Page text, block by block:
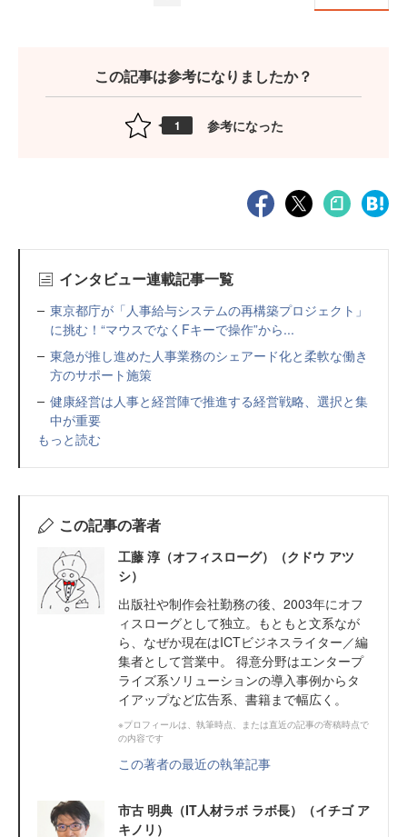
この記事は参考になりましたか？
1 参考になった
インタビュー連載記事一覧
東京都庁が「人事給与システムの再構築プロジェクト」
に挑む！“マウスでなくFキーで操作”から...
東急が推し進めた人事業務のシェアード化と柔軟な働き
方のサポート施策
健康経営は人事と経営陣で推進する経営戦略、選択と集
中が重要
もっと読む
この記事の著者
工藤 淳（オフィスローグ）（クドウ アツ
シ）
出版社や制作会社勤務の後、2003年にオフ
ィスローグとして独立。もともと文系なが
ら、なぜか現在はICTビジネスライター／編
集者として営業中。 得意分野はエンタープ
ライズ系ソリューションの導入事例からタ
イアップなど広告系、書籍まで幅広く。
※プロフィールは、執筆時点、または直近の記事の寄稿時点で
の内容です
この著者の最近の執筆記事
市古 明典（IT人材ラボ ラボ長）（イチゴ ア
キノリ）